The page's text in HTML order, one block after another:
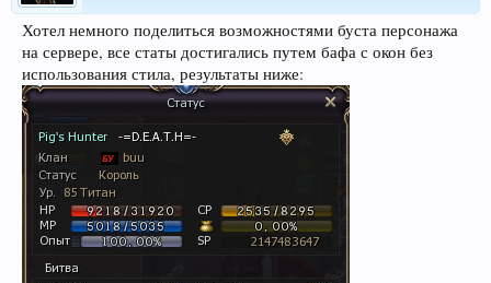
Хотел немного поделиться возможностями буста персонажа
на сервере, все статы достигались путем бафа с окон без
использования стила, результаты ниже: